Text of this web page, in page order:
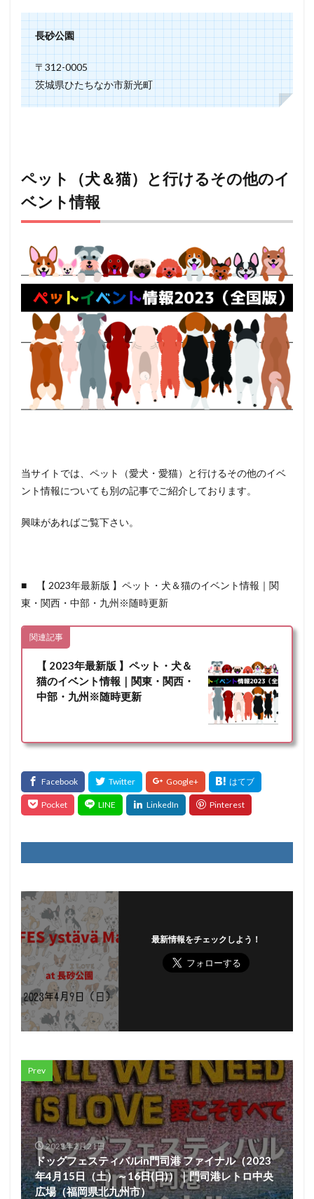
長砂公園
〒312-0005
茨城県ひたちなか市新光町
ペット（犬＆猫）と行けるその他のイ
ベント情報
当サイトでは、ペット（愛犬・愛猫）と行けるその他のイベ
ント情報についても別の記事でご紹介しております。
興味があればご覧下さい。
■ 【 2023年最新版 】ペット・犬＆猫のイベント情報｜関
東・関西・中部・九州※随時更新
関連記事
【 2023年最新版 】ペット・犬＆
猫のイベント情報｜関東・関西・
中部・九州※随時更新
最新情報をチェックしよう！
Prev
2023年2月21日
ドッグフェスティバルin門司港 ファイナル（2023
年4月15日（土）～16日(日)）｜門司港レトロ中央
広場（福岡県北九州市）